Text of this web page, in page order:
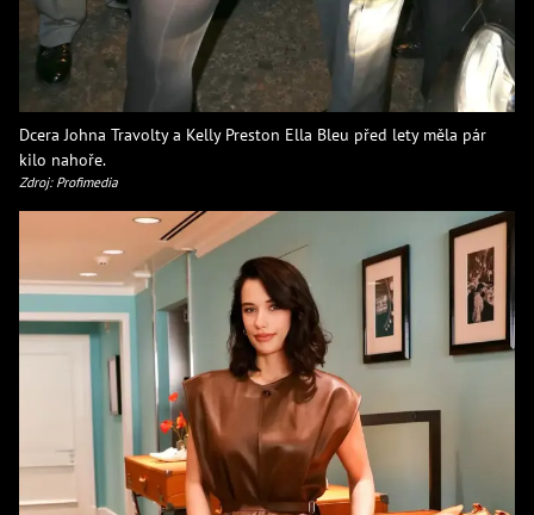
Dcera Johna Travolty a Kelly Preston Ella Bleu před lety měla pár
kilo nahoře.
Zdroj: Profimedia